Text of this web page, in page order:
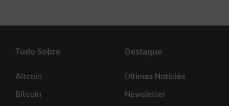
Tudo Sobre
Altcoin
Bitcoin
Destaque
Últimas Notícias
Newsletter